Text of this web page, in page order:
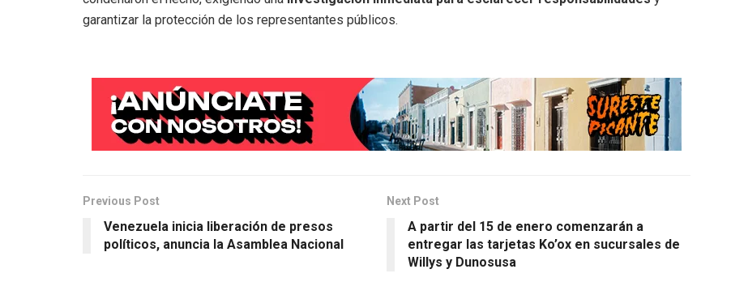
garantizar la protección de los representantes públicos.
Previous Post
Venezuela inicia liberación de presos
políticos, anuncia la Asamblea Nacional
Next Post
A partir del 15 de enero comenzarán a
entregar las tarjetas Ko’ox en sucursales de
Willys y Dunosusa